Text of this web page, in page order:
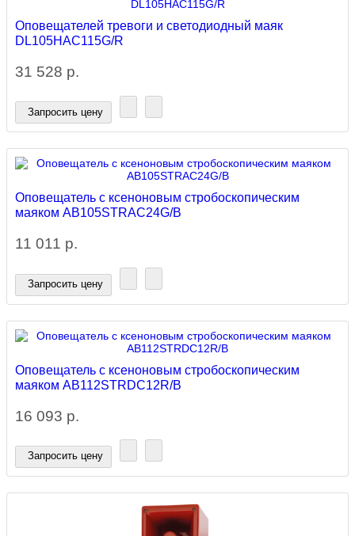
Оповещателей тревоги и светодиодный маяк
DL105HAC115G/R
31 528 р.
Запросить цену
Оповещатель с ксеноновым стробоскопическим
маяком AB105STRAC24G/B
11 011 р.
Запросить цену
Оповещатель с ксеноновым стробоскопическим
маяком AB112STRDC12R/B
16 093 р.
Запросить цену